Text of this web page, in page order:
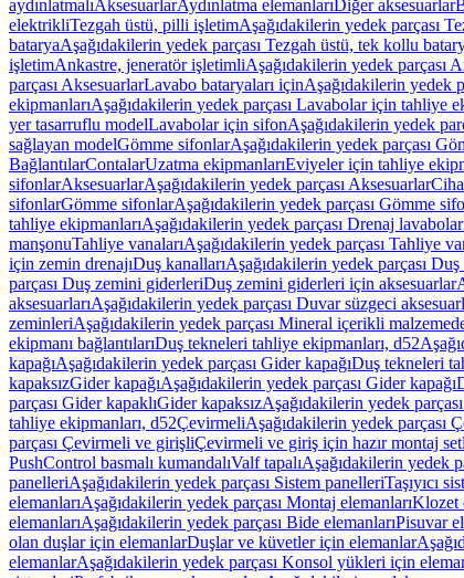
aydınlatmalıAksesuarlarAydınlatma elemanlarıDiğer aksesuarlar
elektrikliTezgah üstü, pilli işletimAşağıdakilerin yedek parçası
bataryaAşağıdakilerin yedek parçası Tezgah üstü, tek kollu
işletimAnkastre, jeneratör işletimliAşağıdakilerin yedek parçası
parçası AksesuarlarLavabo bataryaları içinAşağıdakilerin yedek
ekipmanlarıAşağıdakilerin yedek parçası Lavabolar için tahliye
yer tasarruflu modelLavabolar için sifonAşağıdakilerin yedek
sağlayan modelGömme sifonlarAşağıdakilerin yedek parçası
BağlantılarContalarUzatma ekipmanlarıEviyeler için tahliye
sifonlarAksesuarlarAşağıdakilerin yedek parçası Aksesuarlar
sifonlarGömme sifonlarAşağıdakilerin yedek parçası Gömme
tahliye ekipmanlarıAşağıdakilerin yedek parçası Drenaj
manşonuTahliye vanalarıAşağıdakilerin yedek parçası Tahliye
için zemin drenajıDuş kanallarıAşağıdakilerin yedek parçası Duş
parçası Duş zemini giderleriDuş zemini giderleri için aksesuarlar
aksesuarlarıAşağıdakilerin yedek parçası Duvar süzgeci
zeminleriAşağıdakilerin yedek parçası Mineral içerikli
ekipmanı bağlantılarıDuş tekneleri tahliye ekipmanları, d52
kapağıAşağıdakilerin yedek parçası Gider kapağıDuş tekneleri
kapaksızGider kapağıAşağıdakilerin yedek parçası Gider kapağı
parçası Gider kapaklıGider kapaksızAşağıdakilerin yedek
tahliye ekipmanları, d52ÇevirmeliAşağıdakilerin yedek parçası
parçası Çevirmeli ve girişliÇevirmeli ve giriş için hazır montaj
PushControl basmalı kumandalıValf tapalıAşağıdakilerin yedek
panelleriAşağıdakilerin yedek parçası Sistem panelleriTaşıyıcı
elemanlarıAşağıdakilerin yedek parçası Montaj elemanlarıKlozet
elemanlarıAşağıdakilerin yedek parçası Bide elemanlarıPisuvar
olan duşlar için elemanlarDuşlar ve küvetler için elemanlar
elemanlarAşağıdakilerin yedek parçası Konsol yükleri için